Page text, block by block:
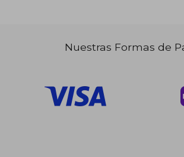
Nuestras Formas de